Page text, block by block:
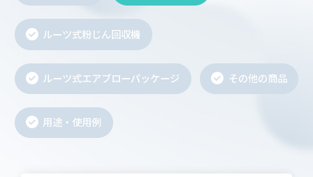
ルーツ式粉じん回収機
ルーツ式エアブローパッケージ その他の商品
用途・使用例